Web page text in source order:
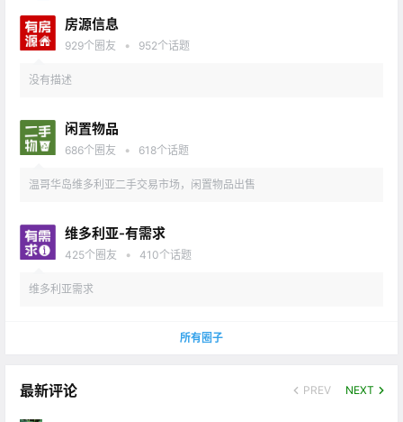
房源信息
929个圈友 • 952个话题
没有描述
闲置物品
686个圈友 • 618个话题
温哥华岛维多利亚二手交易市场，闲置物品出售
维多利亚-有需求
425个圈友 • 410个话题
维多利亚需求
所有圈子
最新评论 PREV NEXT